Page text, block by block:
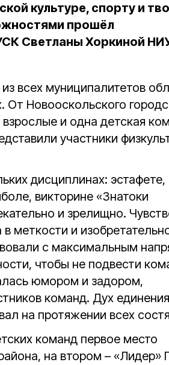
культуре, спорту и
прошёл
Светланы Хоркиной
всех муниципалитетов
От Новооскольского
и одна детская
участники
дисциплинах: эстафете,
викторине «Знатоки
и зрелищно.
меткости и
с максимальным
чтобы не подвести
юмором и задором,
команд. Дух единения
на протяжении всех
команд первое место
на втором – «Лидер»